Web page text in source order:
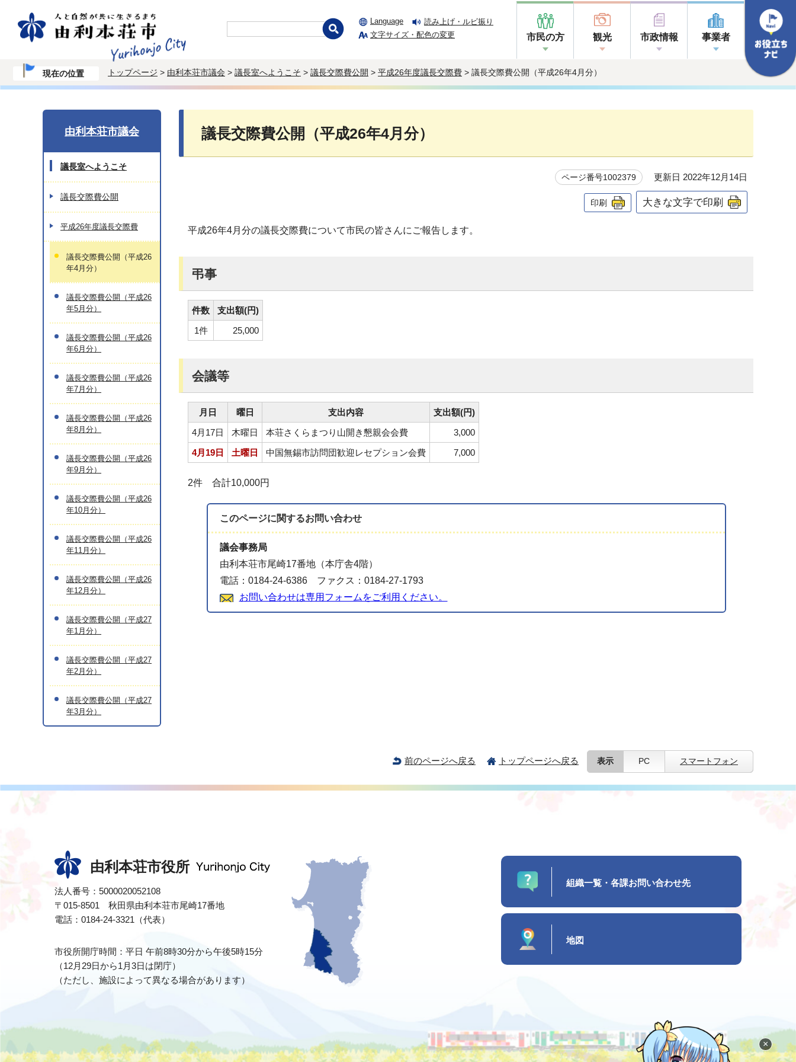
Language
読み上げ・ルビ振り
文字サイズ・配色の変更
市民の方 観光 市政情報 事業者
現在の位置 トップページ > 由利本荘市議会 > 議長室へようこそ > 議長交際費公開 > 平成26年度議長交際費 > 議長交際費公開（平成26年4月分）
議長交際費公開（平成26年4月分）
ページ番号1002379 更新日 2022年12月14日
印刷 大きな文字で印刷
平成26年4月分の議長交際費について市民の皆さんにご報告します。
弔事
件数
支出額(円)
1件
25,000
会議等
月日 曜日 支出内容
支出額(円)
4月17日
木曜日 本荘さくらまつり山開き懇親会会費
3,000
4月19日
土曜日 中国無錫市訪問団歓迎レセプション会費 7,000
2件 合計10,000円
このページに関するお問い合わせ
議会事務局
由利本荘市尾崎17番地（本庁舎4階）
電話：0184-24-6386 ファクス：0184-27-1793
お問い合わせは専用フォームをご利用ください。
由利本荘市議会
議長室へようこそ
議長交際費公開
平成26年度議長交際費
議長交際費公開（平成26
年4月分）
議長交際費公開（平成26
年5月分）
議長交際費公開（平成26
年6月分）
議長交際費公開（平成26
年7月分）
議長交際費公開（平成26
年8月分）
議長交際費公開（平成26
年9月分）
議長交際費公開（平成26
年10月分）
議長交際費公開（平成26
年11月分）
議長交際費公開（平成26
年12月分）
議長交際費公開（平成27
年1月分）
議長交際費公開（平成27
年2月分）
議長交際費公開（平成27
年3月分）
前のページへ戻る トップページへ戻る 表示 PC スマートフォン
×
由利本荘市役所
法人番号：5000020052108
〒015-8501 秋田県由利本荘市尾崎17番地
電話：0184-24-3321（代表）
市役所開庁時間：平日 午前8時30分から午後5時15分
（12月29日から1月3日は閉庁）
（ただし、施設によって異なる場合があります）
組織一覧・各課お問い合わせ先
地図